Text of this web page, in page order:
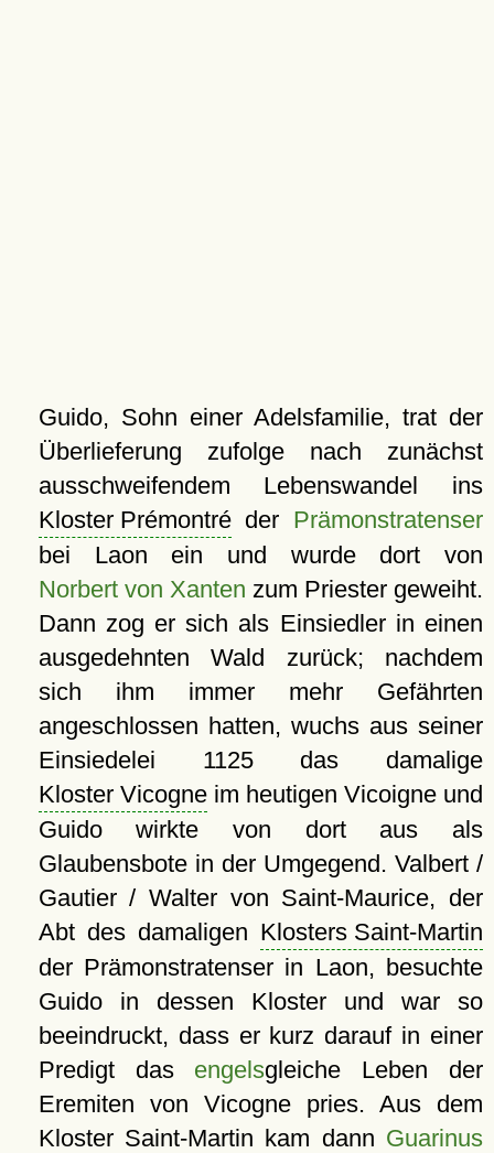
Guido, Sohn einer Adelsfamilie, trat der
Überlieferung zufolge nach zunächst
ausschweifendem Lebenswandel ins
Kloster Prémontréder Prämonstratenser
bei Laon ein und wurde dort von
Norbert von Xanten zum Priester geweiht.
Dann zog er sich als Einsiedler in einen
ausgedehnten Wald zurück; nachdem
sich ihm immer mehr Gefährten
angeschlossen hatten, wuchs aus seiner
Einsiedelei 1125 das damalige
Kloster Vicogneim heutigen Vicoigne und
Guido wirkte von dort aus als
Glaubensbote in der Umgegend. Valbert /
Gautier / Walter von Saint-Maurice, der
Abt des damaligen Klosters Saint-Martin
der Prämonstratenser in Laon, besuchte
Guido in dessen Kloster und war so
beeindruckt, dass er kurz darauf in einer
Predigt das engelsgleiche Leben der
Eremiten von Vicogne pries. Aus dem
Kloster Saint-Martin kam dann Guarinus